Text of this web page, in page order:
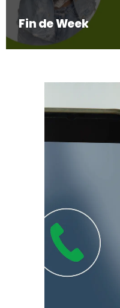
Fin de Week